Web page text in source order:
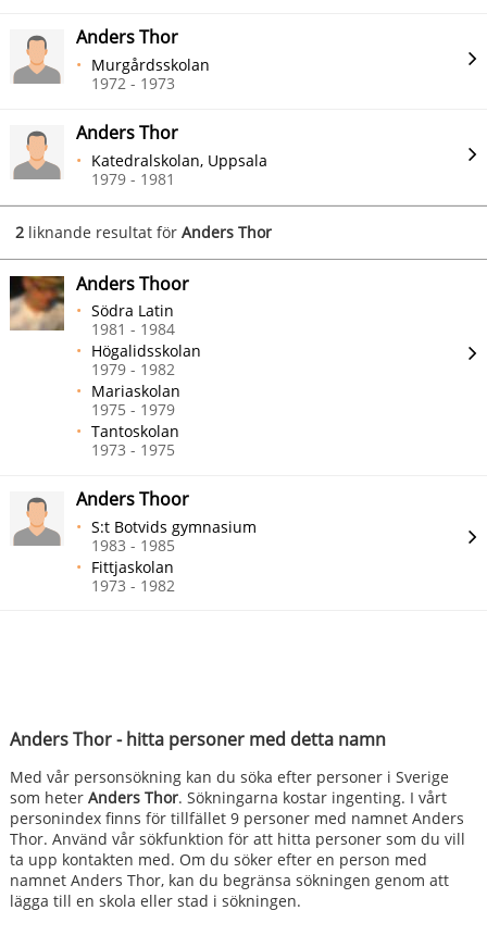
Anders Thor - hitta personer med detta namn
Med vår personsökning kan du söka efter personer i Sverige
som heter Anders Thor. Sökningarna kostar ingenting. I vårt
personindex finns för tillfället 9 personer med namnet Anders
Thor. Använd vår sökfunktion för att hitta personer som du vill
ta upp kontakten med. Om du söker efter en person med
namnet Anders Thor, kan du begränsa sökningen genom att
lägga till en skola eller stad i sökningen.
Anders Thor
Murgårdsskolan
1972 - 1973
Anders Thor
Katedralskolan, Uppsala
1979 - 1981
2 liknande resultat förAnders Thor
Anders Thoor
Södra Latin
1981 - 1984
Högalidsskolan
1979 - 1982
Mariaskolan
1975 - 1979
Tantoskolan
1973 - 1975
Anders Thoor
S:t Botvids gymnasium
1983 - 1985
Fittjaskolan
1973 - 1982